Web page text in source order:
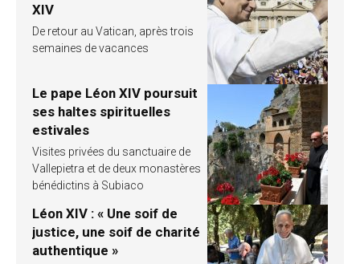
XIV
De retour au Vatican, après trois
semaines de vacances
Le pape Léon XIV poursuit
ses haltes spirituelles
estivales
Visites privées du sanctuaire de
Vallepietra et de deux monastères
bénédictins à Subiaco
Léon XIV : « Une soif de
justice, une soif de charité
authentique »